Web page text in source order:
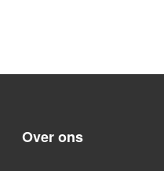
Over ons